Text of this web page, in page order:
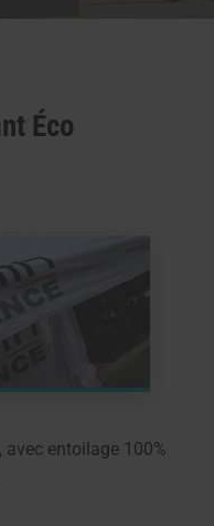
Éco
entoilage 100%